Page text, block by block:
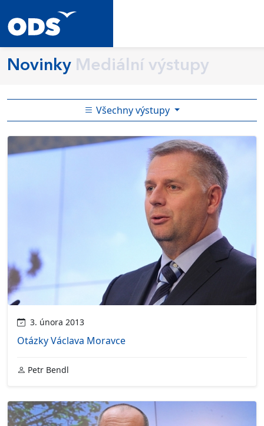
Novinky Mediální výstupy
Všechny výstupy
3. února 2013
Otázky Václava Moravce
Petr Bendl